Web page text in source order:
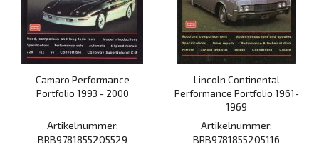
Camaro Performance
Portfolio 1993 - 2000
Artikelnummer:
BRB9781855205529
Lincoln Continental
Performance Portfolio 1961-
1969
Artikelnummer:
BRB9781855205116